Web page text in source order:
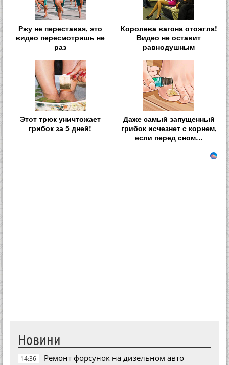
Ржу не переставая, это
видео пересмотришь не
раз
Королева вагона отожгла!
Видео не оставит
равнодушным
Этот трюк уничтожает
грибок за 5 дней!
Даже самый запущенный
грибок исчезнет с корнем,
если перед сном…
Новини
14:36 Ремонт форсунок на дизельном авто